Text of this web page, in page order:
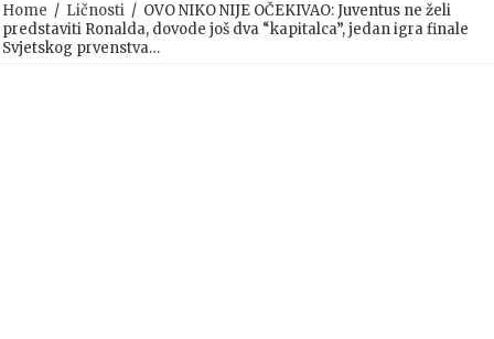
Home / Ličnosti / OVO NIKO NIJE OČEKIVAO: Juventus ne želi
predstaviti Ronalda, dovode još dva “kapitalca”, jedan igra finale
Svjetskog prvenstva…